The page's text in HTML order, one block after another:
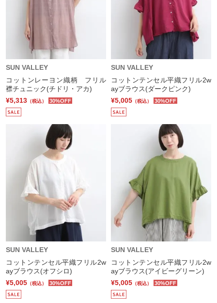
SUN VALLEY
コットンレーヨン織柄 フリル
襟チュニック(チドリ・アカ)
¥5,313 （税込） 30%OFF
SUN VALLEY
コットンテンセル平織フリル2w
ayブラウス(ダークピンク)
¥5,005 （税込） 30%OFF
SUN VALLEY
コットンテンセル平織フリル2w
ayブラウス(オフシロ)
¥5,005 （税込） 30%OFF
SUN VALLEY
コットンテンセル平織フリル2w
ayブラウス(アイビーグリーン)
¥5,005 （税込） 30%OFF